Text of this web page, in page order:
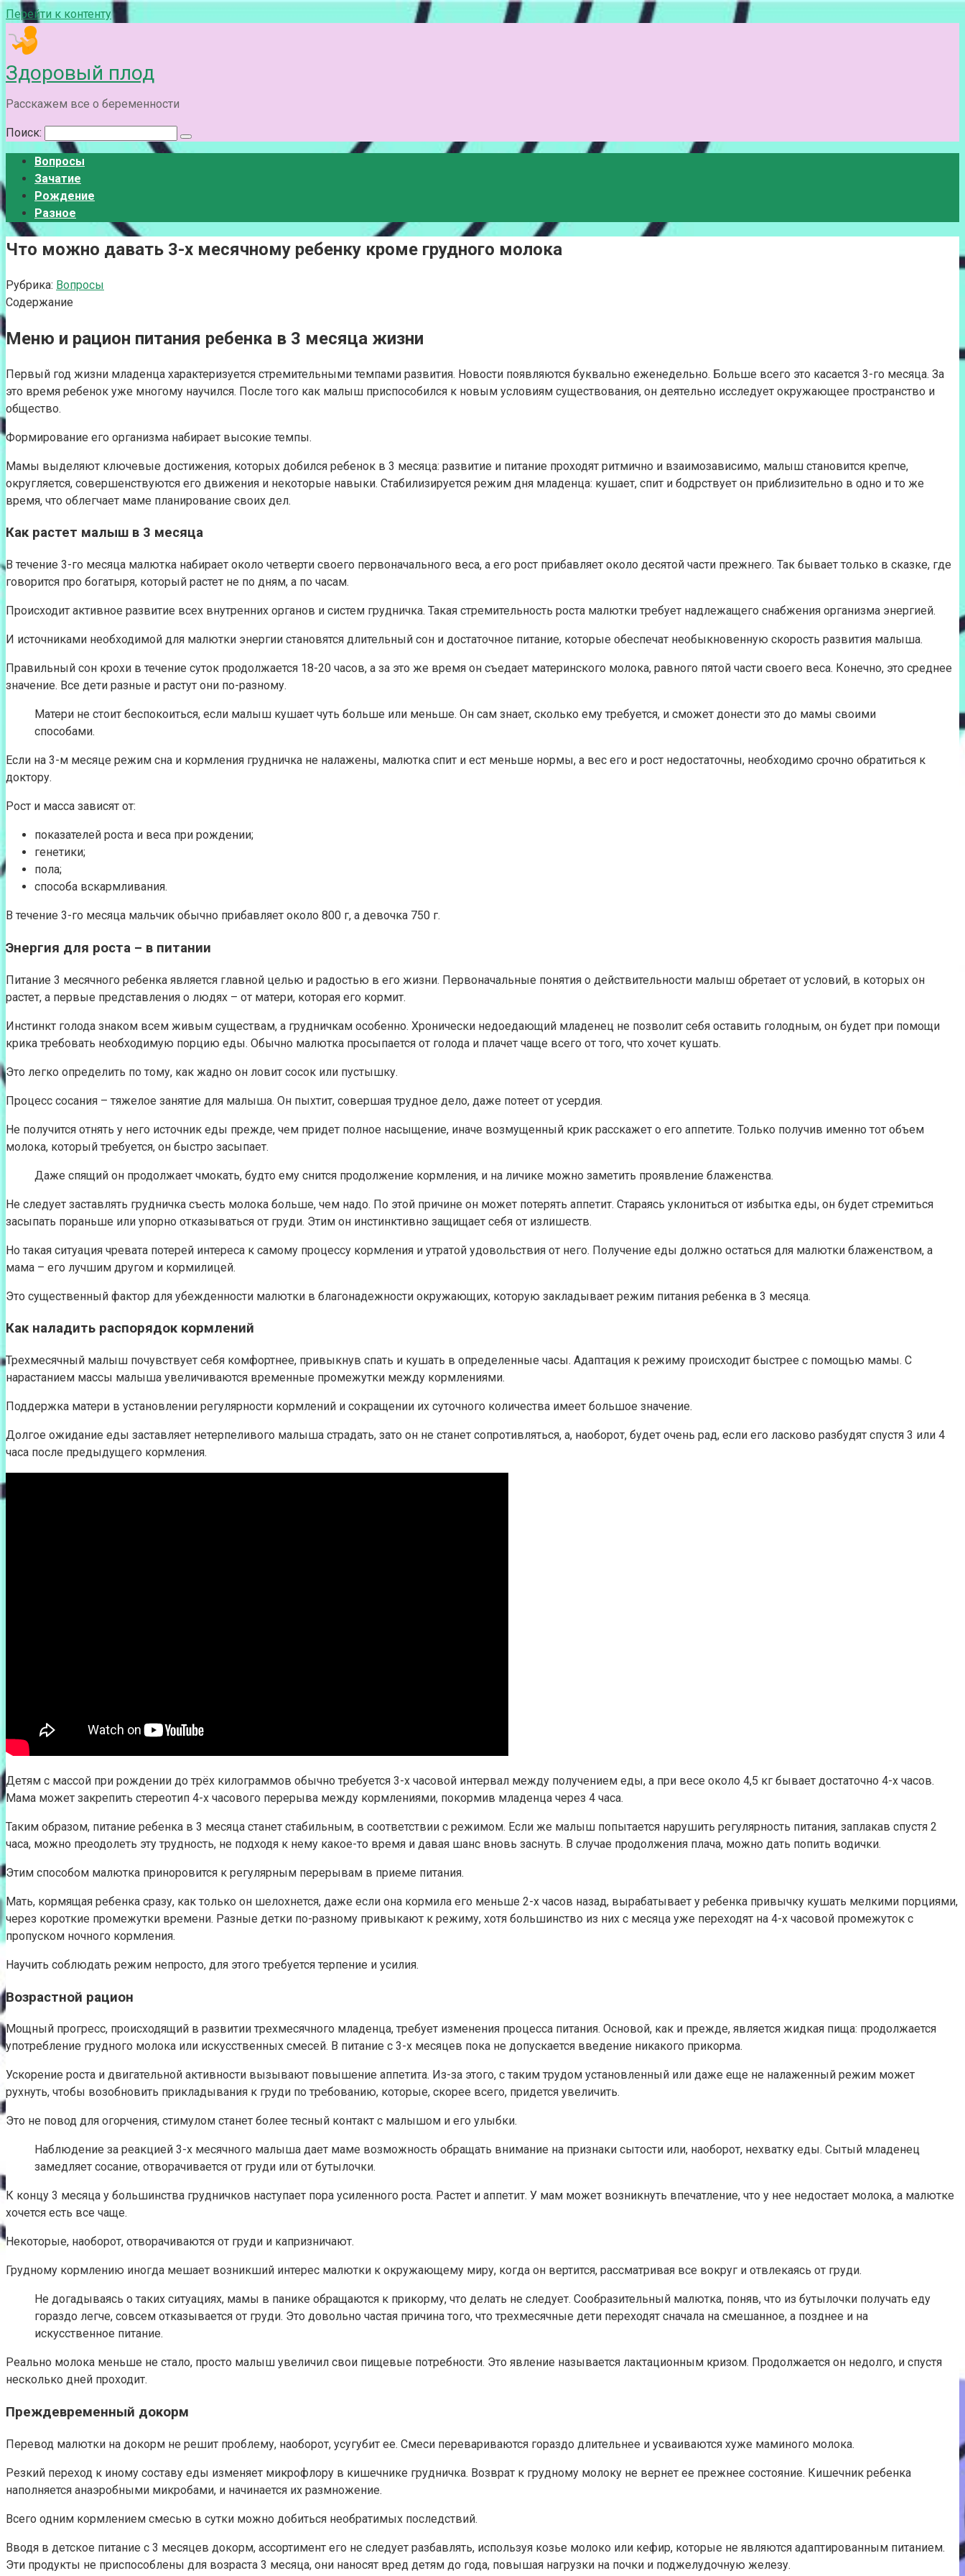
Перейти к контенту
Здоровый плод
Расскажем все о беременности
Поиск:
Вопросы
Зачатие
Рождение
Разное
Что можно давать 3-х месячному ребенку кроме грудного молока
Рубрика: Вопросы
Содержание
Меню и рацион питания ребенка в 3 месяца жизни
Первый год жизни младенца характеризуется стремительными темпами развития. Новости появляются буквально еженедельно. Больше всего это касается 3-го месяца. За
это время ребенок уже многому научился. После того как малыш приспособился к новым условиям существования, он деятельно исследует окружающее пространство и
общество.
Формирование его организма набирает высокие темпы.
Мамы выделяют ключевые достижения, которых добился ребенок в 3 месяца: развитие и питание проходят ритмично и взаимозависимо, малыш становится крепче,
округляется, совершенствуются его движения и некоторые навыки. Стабилизируется режим дня младенца: кушает, спит и бодрствует он приблизительно в одно и то же
время, что облегчает маме планирование своих дел.
Как растет малыш в 3 месяца
В течение 3-го месяца малютка набирает около четверти своего первоначального веса, а его рост прибавляет около десятой части прежнего. Так бывает только в сказке, где
говорится про богатыря, который растет не по дням, а по часам.
Происходит активное развитие всех внутренних органов и систем грудничка. Такая стремительность роста малютки требует надлежащего снабжения организма энергией.
И источниками необходимой для малютки энергии становятся длительный сон и достаточное питание, которые обеспечат необыкновенную скорость развития малыша.
Правильный сон крохи в течение суток продолжается 18-20 часов, а за это же время он съедает материнского молока, равного пятой части своего веса. Конечно, это среднее
значение. Все дети разные и растут они по-разному.
Матери не стоит беспокоиться, если малыш кушает чуть больше или меньше. Он сам знает, сколько ему требуется, и сможет донести это до мамы своими
способами.
Если на 3-м месяце режим сна и кормления грудничка не налажены, малютка спит и ест меньше нормы, а вес его и рост недостаточны, необходимо срочно обратиться к
доктору.
Рост и масса зависят от:
показателей роста и веса при рождении;
генетики;
пола;
способа вскармливания.
В течение 3-го месяца мальчик обычно прибавляет около 800 г, а девочка 750 г.
Энергия для роста – в питании
Питание 3 месячного ребенка является главной целью и радостью в его жизни. Первоначальные понятия о действительности малыш обретает от условий, в которых он
растет, а первые представления о людях – от матери, которая его кормит.
Инстинкт голода знаком всем живым существам, а грудничкам особенно. Хронически недоедающий младенец не позволит себя оставить голодным, он будет при помощи
крика требовать необходимую порцию еды. Обычно малютка просыпается от голода и плачет чаще всего от того, что хочет кушать.
Это легко определить по тому, как жадно он ловит сосок или пустышку.
Процесс сосания – тяжелое занятие для малыша. Он пыхтит, совершая трудное дело, даже потеет от усердия.
Не получится отнять у него источник еды прежде, чем придет полное насыщение, иначе возмущенный крик расскажет о его аппетите. Только получив именно тот объем
молока, который требуется, он быстро засыпает.
Даже спящий он продолжает чмокать, будто ему снится продолжение кормления, и на личике можно заметить проявление блаженства.
Не следует заставлять грудничка съесть молока больше, чем надо. По этой причине он может потерять аппетит. Стараясь уклониться от избытка еды, он будет стремиться
засыпать пораньше или упорно отказываться от груди. Этим он инстинктивно защищает себя от излишеств.
Но такая ситуация чревата потерей интереса к самому процессу кормления и утратой удовольствия от него. Получение еды должно остаться для малютки блаженством, а
мама – его лучшим другом и кормилицей.
Это существенный фактор для убежденности малютки в благонадежности окружающих, которую закладывает режим питания ребенка в 3 месяца.
Как наладить распорядок кормлений
Трехмесячный малыш почувствует себя комфортнее, привыкнув спать и кушать в определенные часы. Адаптация к режиму происходит быстрее с помощью мамы. С
нарастанием массы малыша увеличиваются временные промежутки между кормлениями.
Поддержка матери в установлении регулярности кормлений и сокращении их суточного количества имеет большое значение.
Долгое ожидание еды заставляет нетерпеливого малыша страдать, зато он не станет сопротивляться, а, наоборот, будет очень рад, если его ласково разбудят спустя 3 или 4
часа после предыдущего кормления.
Детям с массой при рождении до трёх килограммов обычно требуется 3-х часовой интервал между получением еды, а при весе около 4,5 кг бывает достаточно 4-х часов.
Мама может закрепить стереотип 4-х часового перерыва между кормлениями, покормив младенца через 4 часа.
Таким образом, питание ребенка в 3 месяца станет стабильным, в соответствии с режимом. Если же малыш попытается нарушить регулярность питания, заплакав спустя 2
часа, можно преодолеть эту трудность, не подходя к нему какое-то время и давая шанс вновь заснуть. В случае продолжения плача, можно дать попить водички.
Этим способом малютка приноровится к регулярным перерывам в приеме питания.
Мать, кормящая ребенка сразу, как только он шелохнется, даже если она кормила его меньше 2-х часов назад, вырабатывает у ребенка привычку кушать мелкими порциями,
через короткие промежутки времени. Разные детки по-разному привыкают к режиму, хотя большинство из них с месяца уже переходят на 4-х часовой промежуток с
пропуском ночного кормления.
Научить соблюдать режим непросто, для этого требуется терпение и усилия.
Возрастной рацион
Мощный прогресс, происходящий в развитии трехмесячного младенца, требует изменения процесса питания. Основой, как и прежде, является жидкая пища: продолжается
употребление грудного молока или искусственных смесей. В питание с 3-х месяцев пока не допускается введение никакого прикорма.
Ускорение роста и двигательной активности вызывают повышение аппетита. Из-за этого, с таким трудом установленный или даже еще не налаженный режим может
рухнуть, чтобы возобновить прикладывания к груди по требованию, которые, скорее всего, придется увеличить.
Это не повод для огорчения, стимулом станет более тесный контакт с малышом и его улыбки.
Наблюдение за реакцией 3-х месячного малыша дает маме возможность обращать внимание на признаки сытости или, наоборот, нехватку еды. Сытый младенец
замедляет сосание, отворачивается от груди или от бутылочки.
К концу 3 месяца у большинства грудничков наступает пора усиленного роста. Растет и аппетит. У мам может возникнуть впечатление, что у нее недостает молока, а малютке
хочется есть все чаще.
Некоторые, наоборот, отворачиваются от груди и капризничают.
Грудному кормлению иногда мешает возникший интерес малютки к окружающему миру, когда он вертится, рассматривая все вокруг и отвлекаясь от груди.
Не догадываясь о таких ситуациях, мамы в панике обращаются к прикорму, что делать не следует. Сообразительный малютка, поняв, что из бутылочки получать еду
гораздо легче, совсем отказывается от груди. Это довольно частая причина того, что трехмесячные дети переходят сначала на смешанное, а позднее и на
искусственное питание.
Реально молока меньше не стало, просто малыш увеличил свои пищевые потребности. Это явление называется лактационным кризом. Продолжается он недолго, и спустя
несколько дней проходит.
Преждевременный докорм
Перевод малютки на докорм не решит проблему, наоборот, усугубит ее. Смеси перевариваются гораздо длительнее и усваиваются хуже маминого молока.
Резкий переход к иному составу еды изменяет микрофлору в кишечнике грудничка. Возврат к грудному молоку не вернет ее прежнее состояние. Кишечник ребенка
наполняется анаэробными микробами, и начинается их размножение.
Всего одним кормлением смесью в сутки можно добиться необратимых последствий.
Вводя в детское питание с 3 месяцев докорм, ассортимент его не следует разбавлять, используя козье молоко или кефир, которые не являются адаптированным питанием.
Эти продукты не приспособлены для возраста 3 месяца, они наносят вред детям до года, повышая нагрузки на почки и поджелудочную железу.